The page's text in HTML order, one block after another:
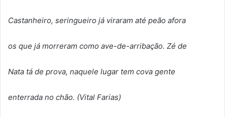
Castanheiro, seringueiro já viraram até peão afora
os que já morreram como ave-de-arribação. Zé de
Nata tá de prova, naquele lugar tem cova gente
enterrada no chão. (Vital Farias)